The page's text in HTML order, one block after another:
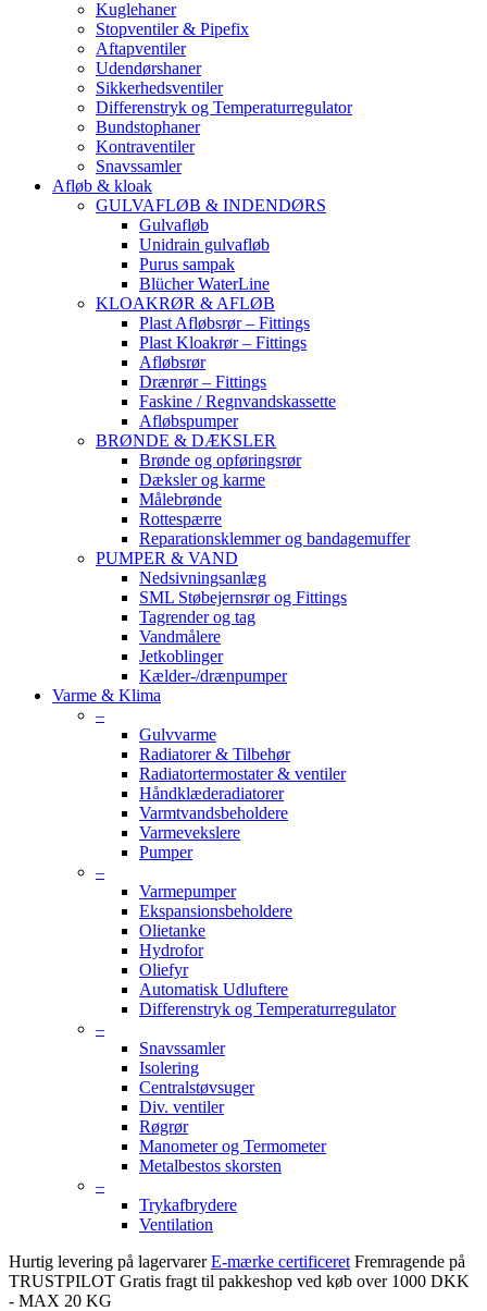
Kuglehaner
Stopventiler & Pipefix
Aftapventiler
Udendørshaner
Sikkerhedsventiler
Differenstryk og Temperaturregulator
Bundstophaner
Kontraventiler
Snavssamler
Afløb & kloak
GULVAFLØB & INDENDØRS
Gulvafløb
Unidrain gulvafløb
Purus sampak
Blücher WaterLine
KLOAKRØR & AFLØB
Plast Afløbsrør – Fittings
Plast Kloakrør – Fittings
Afløbsrør
Drænrør – Fittings
Faskine / Regnvandskassette
Afløbspumper
BRØNDE & DÆKSLER
Brønde og opføringsrør
Dæksler og karme
Målebrønde
Rottespærre
Reparationsklemmer og bandagemuffer
PUMPER & VAND
Nedsivningsanlæg
SML Støbejernsrør og Fittings
Tagrender og tag
Vandmålere
Jetkoblinger
Kælder-/drænpumper
Varme & Klima
–
Gulvvarme
Radiatorer & Tilbehør
Radiatortermostater & ventiler
Håndklæderadiatorer
Varmtvandsbeholdere
Varmevekslere
Pumper
–
Varmepumper
Ekspansionsbeholdere
Olietanke
Hydrofor
Oliefyr
Automatisk Udluftere
Differenstryk og Temperaturregulator
–
Snavssamler
Isolering
Centralstøvsuger
Div. ventiler
Røgrør
Manometer og Termometer
Metalbestos skorsten
–
Trykafbrydere
Ventilation
Hurtig levering på lagervarer E-mærke certificeret Fremragende på
TRUSTPILOT Gratis fragt til pakkeshop ved køb over 1000 DKK
- MAX 20 KG